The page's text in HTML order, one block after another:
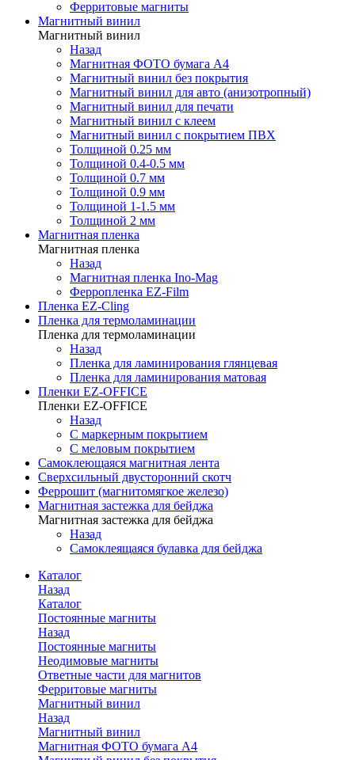
Ферритовые магниты
Магнитный винил
Магнитный винил
Назад
Магнитная ФОТО бумага А4
Магнитный винил без покрытия
Магнитный винил для авто (анизотропный)
Магнитный винил для печати
Магнитный винил с клеем
Магнитный винил с покрытием ПВХ
Толщиной 0.25 мм
Толщиной 0.4-0.5 мм
Толщиной 0.7 мм
Толщиной 0.9 мм
Толщиной 1-1.5 мм
Толщиной 2 мм
Магнитная пленка
Магнитная пленка
Назад
Магнитная пленка Ino-Mag
Ферропленка EZ-Film
Пленка EZ-Cling
Пленка для термоламинации
Пленка для термоламинации
Назад
Пленка для ламинирования глянцевая
Пленка для ламинирования матовая
Пленки EZ-OFFICE
Пленки EZ-OFFICE
Назад
С маркерным покрытием
С меловым покрытием
Самоклеющаяся магнитная лента
Сверхсильный двусторонний скотч
Феррошит (магнитомягкое железо)
Магнитная застежка для бейджа
Магнитная застежка для бейджа
Назад
Самоклеящаяся булавка для бейджа
Каталог
Назад
Каталог
Постоянные магниты
Назад
Постоянные магниты
Неодимовые магниты
Ответные части для магнитов
Ферритовые магниты
Магнитный винил
Назад
Магнитный винил
Магнитная ФОТО бумага А4